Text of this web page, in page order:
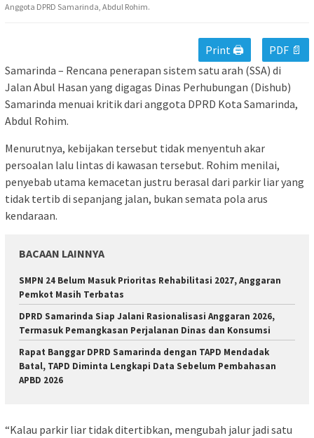
Anggota DPRD Samarinda, Abdul Rohim.
Print 🖨
PDF 📄
Samarinda – Rencana penerapan sistem satu arah (SSA) di
Jalan Abul Hasan yang digagas Dinas Perhubungan (Dishub)
Samarinda menuai kritik dari anggota DPRD Kota Samarinda,
Abdul Rohim.
Menurutnya, kebijakan tersebut tidak menyentuh akar
persoalan lalu lintas di kawasan tersebut. Rohim menilai,
penyebab utama kemacetan justru berasal dari parkir liar yang
tidak tertib di sepanjang jalan, bukan semata pola arus
kendaraan.
BACAAN LAINNYA
SMPN 24 Belum Masuk Prioritas Rehabilitasi 2027, Anggaran
Pemkot Masih Terbatas
DPRD Samarinda Siap Jalani Rasionalisasi Anggaran 2026,
Termasuk Pemangkasan Perjalanan Dinas dan Konsumsi
Rapat Banggar DPRD Samarinda dengan TAPD Mendadak
Batal, TAPD Diminta Lengkapi Data Sebelum Pembahasan
APBD 2026
“Kalau parkir liar tidak ditertibkan, mengubah jalur jadi satu